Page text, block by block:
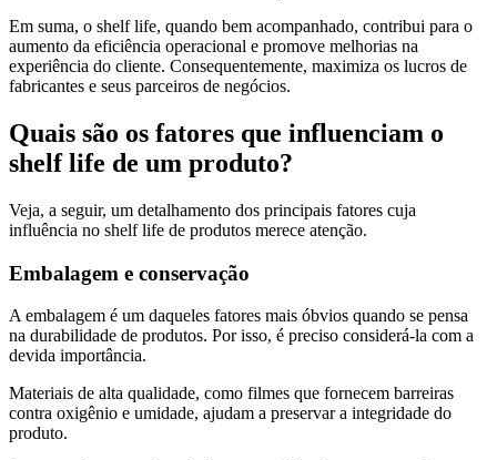
Em suma, o shelf life, quando bem acompanhado, contribui para o
aumento da eficiência operacional e promove melhorias na
experiência do cliente. Consequentemente, maximiza os lucros de
fabricantes e seus parceiros de negócios.
Quais são os fatores que influenciam o
shelf life de um produto?
Veja, a seguir, um detalhamento dos principais fatores cuja
influência no shelf life de produtos merece atenção.
Embalagem e conservação
A embalagem é um daqueles fatores mais óbvios quando se pensa
na durabilidade de produtos. Por isso, é preciso considerá-la com a
devida importância.
Materiais de alta qualidade, como filmes que fornecem barreiras
contra oxigênio e umidade, ajudam a preservar a integridade do
produto.